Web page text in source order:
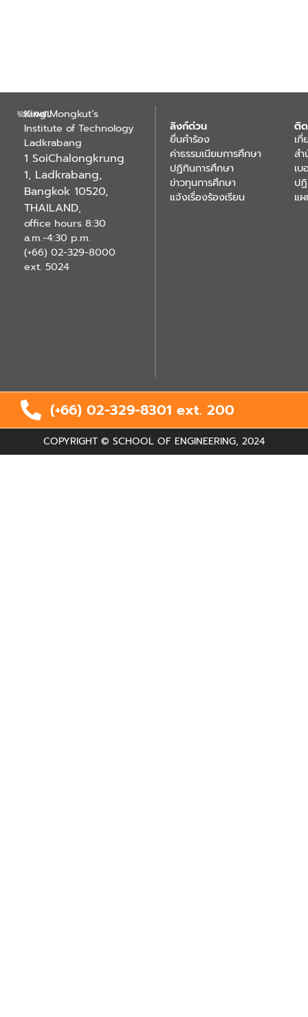
King Mongkut’s
Institute of Technology
Ladkrabang
1 SoiChalongkrung
1, Ladkrabang,
Bangkok 10520,
THAILAND,
office hours 8:30
a.m.-4:30 p.m.
(+66) 02-329-8000
ext. 5024
ลิงก์ด่วน
ยื่นคำร้อง
ค่าธรรมเนียมการศึกษา
ปฏิทินการศึกษา
ข่าวทุนการศึกษา
แจ้งเรื่องร้องเรียน
ติ
เกี่
ส
เ
ป
แ
(+66) 02-329-8301 ext. 200
COPYRIGHT © SCHOOL OF ENGINEERING, 2024